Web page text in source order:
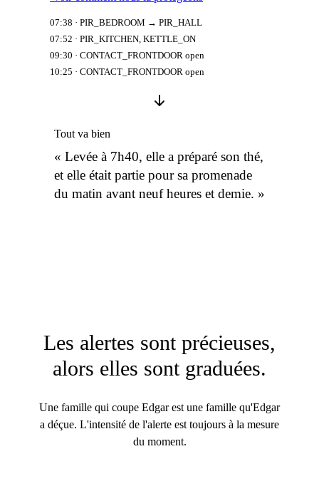
07:38 · PIR_BEDROOM → PIR_HALL
07:52 · PIR_KITCHEN, KETTLE_ON
09:30 · CONTACT_FRONTDOOR open
10:25 · CONTACT_FRONTDOOR open
Tout va bien
« Levée à 7h40, elle a préparé son thé,
et elle était partie pour sa promenade
du matin avant neuf heures et demie. »
Les alertes sont précieuses,
alors elles sont graduées.
Une famille qui coupe Edgar est une famille qu'Edgar
a déçue. L'intensité de l'alerte est toujours à la mesure
du moment.